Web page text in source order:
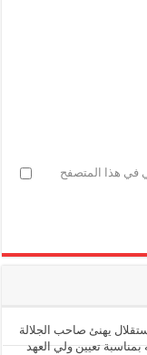
في هذا المتصفح
يهنئ صاحب الجلالة
تعيين ولي العهد